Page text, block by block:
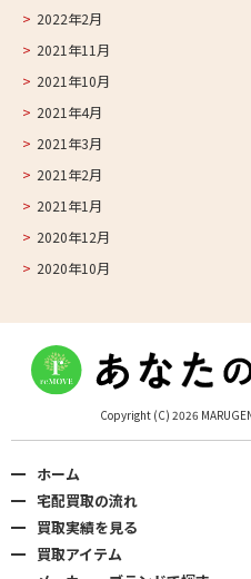
2022年2月
2021年11月
2021年10月
2021年4月
2021年3月
2021年2月
2021年1月
2020年12月
2020年10月
Copyright (C) 2026
ホーム
宅配買取の流れ
買取実績を見る
買取アイテム